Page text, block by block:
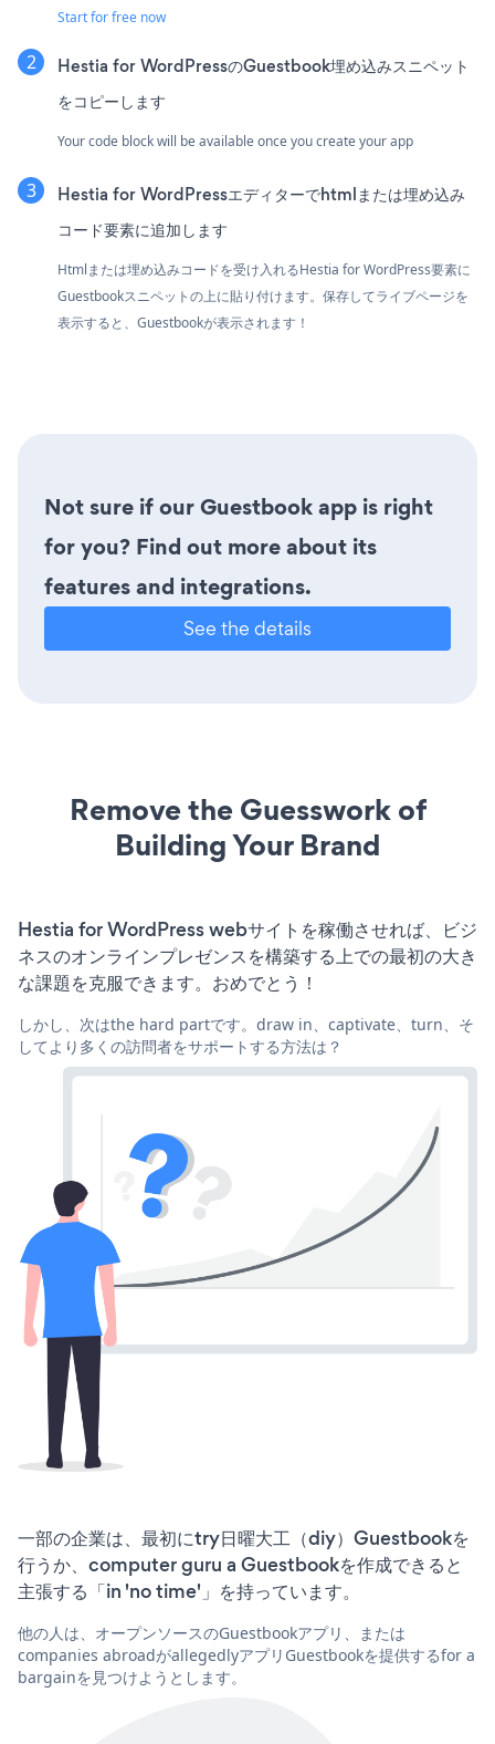
Start for free now
Hestia for WordPressのGuestbook埋め込みスニペット
をコピーします
Your code block will be available once you create your app
Hestia for WordPressエディターでhtmlまたは埋め込み
コード要素に追加します
Htmlまたは埋め込みコードを受け入れるHestia for WordPress要素に
Guestbookスニペットの上に貼り付けます。保存してライブページを
表示すると、Guestbookが表示されます！
Not sure if our Guestbook app is right
for you? Find out more about its
features and integrations.
See the details
Remove the Guesswork of
Building Your Brand
Hestia for WordPress webサイトを稼働させれば、ビジ
ネスのオンラインプレゼンスを構築する上での最初の大き
な課題を克服できます。おめでとう！
しかし、次はthe hard partです。draw in、captivate、turn、そ
してより多くの訪問者をサポートする方法は？
一部の企業は、最初にtry日曜大工（diy）Guestbookを
行うか、computer guru a Guestbookを作成できると
主張する「in 'no time'」を持っています。
他の人は、オープンソースのGuestbookアプリ、または
companies abroadがallegedlyアプリGuestbookを提供するfor a
bargainを見つけようとします。